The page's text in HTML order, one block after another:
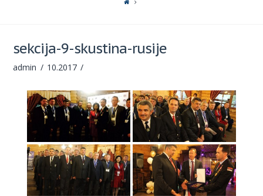
sekcija-9-skustina-rusije
admin 10.2017